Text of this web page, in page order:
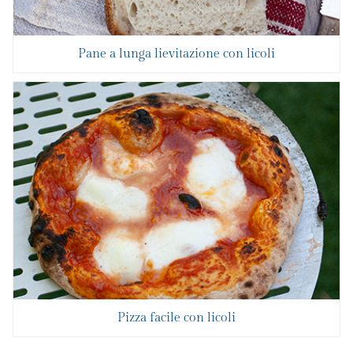
Pane a lunga lievitazione con licoli
Pizza facile con licoli